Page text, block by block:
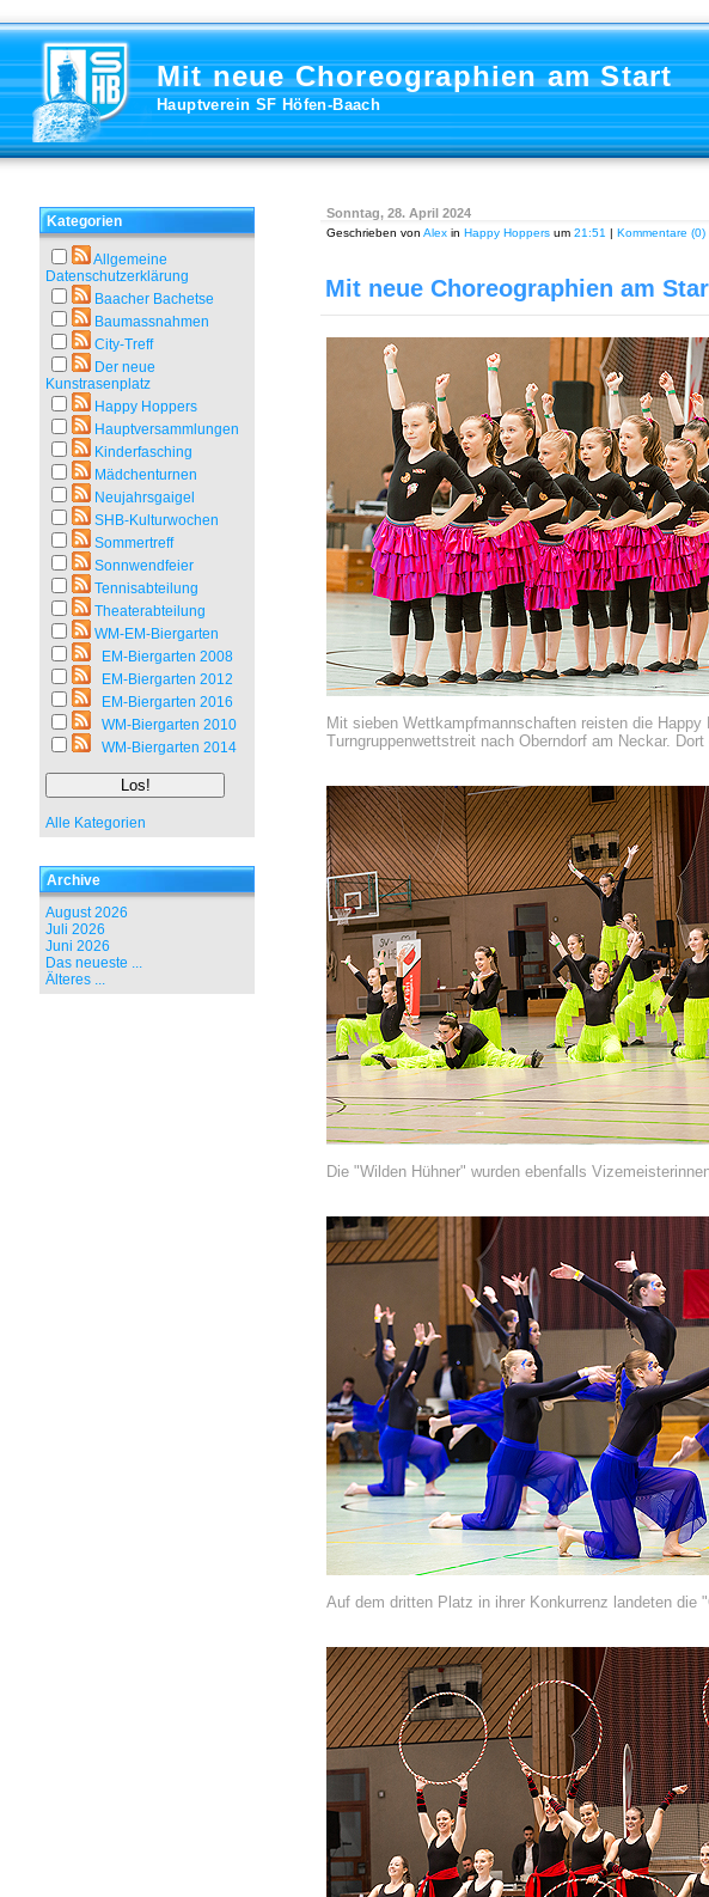
Mit neue Choreographien am Start
Hauptverein SF Höfen-Baach
Kategorien
Allgemeine
Datenschutzerklärung
Baacher Bachetse
Baumassnahmen
City-Treff
Der neue
Kunstrasenplatz
Happy Hoppers
Hauptversammlungen
Kinderfasching
Mädchenturnen
Neujahrsgaigel
SHB-Kulturwochen
Sommertreff
Sonnwendfeier
Tennisabteilung
Theaterabteilung
WM-EM-Biergarten
EM-Biergarten 2008
EM-Biergarten 2012
EM-Biergarten 2016
WM-Biergarten 2010
WM-Biergarten 2014
Alle Kategorien
Archive
August 2026
Juli 2026
Juni 2026
Das neueste ...
Älteres ...
Sonntag, 28. April 2024
Geschrieben von Alex in Happy Hoppers um 21:51 | Kommentare (0)
Mit neue Choreographien am
Mit sieben Wettkampfmannschaften reisten die
Turngruppenwettstreit nach Oberndorf am Neckar.
Die "Wilden Hühner" wurden ebenfalls
Auf dem dritten Platz in ihrer Konkurrenz landeten die